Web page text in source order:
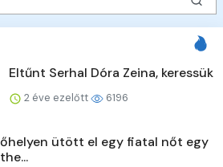
Eltűnt Serhal Dóra Zeina, keressük
2 éve ezelőtt 6196
ütött el egy fiatal nőt egy